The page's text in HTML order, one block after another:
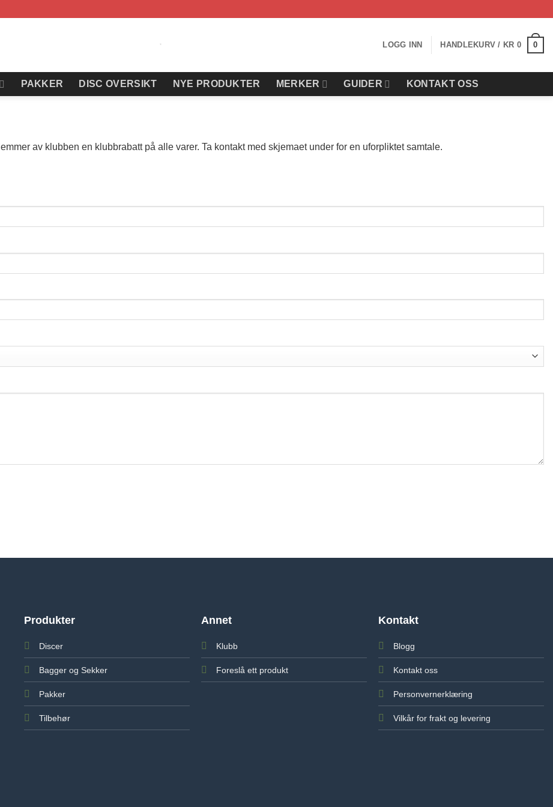
LOGG INN HANDLEKURV / KR 0 0
PAKKER DISC OVERSIKT NYE PRODUKTER MERKER GUIDER KONTAKT OSS
av klubben en klubbrabatt på alle varer. Ta kontakt med skjemaet under for en uforpliktet samtale.
Produkter
Discer
Bagger og Sekker
Pakker
Tilbehør
Annet
Klubb
Foreslå ett produkt
Kontakt
Blogg
Kontakt oss
Personvernerklæring
Vilkår for frakt og levering